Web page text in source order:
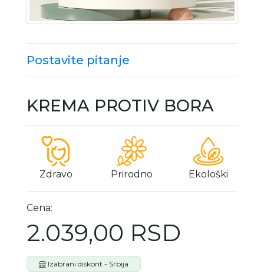
Postavite pitanje
KREMA PROTIV BORA
Zdravo Prirodno Ekološki
Cena:
2.039,00 RSD
Izabrani diskont - Srbija